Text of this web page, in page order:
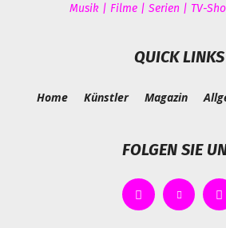
Musik | Filme | Serien | TV-
QUICK LINKS
Home Künstler Magazin
FOLGEN SIE